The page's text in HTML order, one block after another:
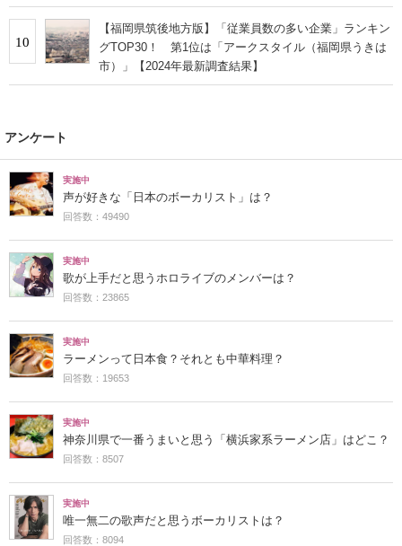
10
【福岡県筑後地方版】「従業員数の多い企業」ランキン
グTOP30！ 第1位は「アークスタイル（福岡県うきは
市）」【2024年最新調査結果】
アンケート
実施中
声が好きな「日本のボーカリスト」は？
回答数：49490
実施中
歌が上手だと思うホロライブのメンバーは？
回答数：23865
実施中
ラーメンって日本食？それとも中華料理？
回答数：19653
実施中
神奈川県で一番うまいと思う「横浜家系ラーメン店」はどこ？
回答数：8507
実施中
唯一無二の歌声だと思うボーカリストは？
回答数：8094